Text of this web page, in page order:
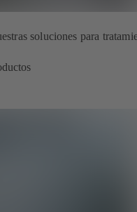
soluciones para